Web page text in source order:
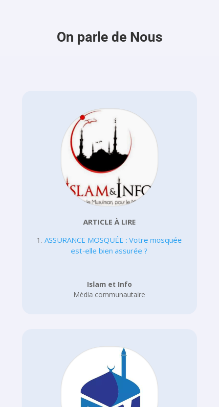
On parle de Nous
ARTICLE À LIRE
1.ASSURANCE MOSQUÉE : Votre mosquée
est-elle bien assurée ?
Islam et Info
Média communautaire